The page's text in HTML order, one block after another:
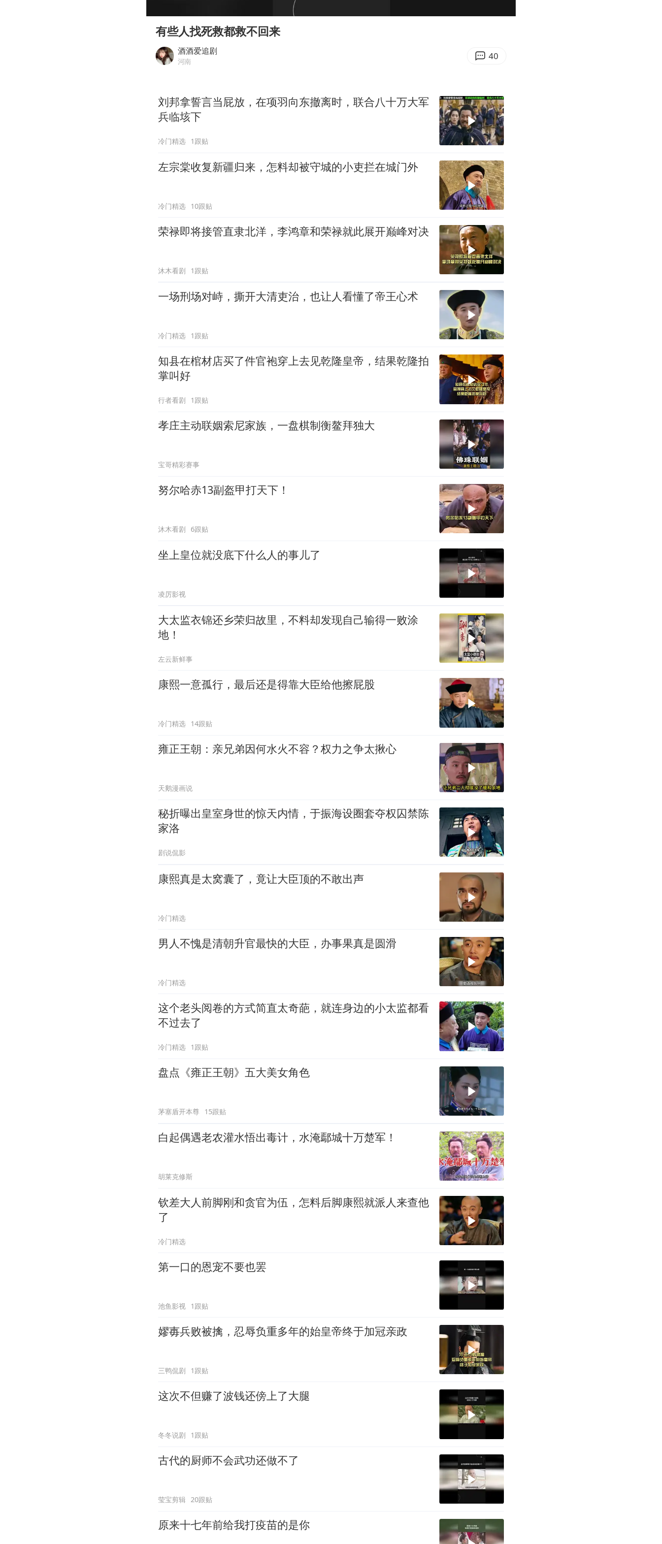
985博士后被曝在妻子孕期出轨后续
公司“上四休三”但要降薪1000元
有些人找死救都救不回来
酒酒爱追剧
河南 40
刘邦拿誓言当屁放，在项羽向东撤离时，联合八十万大军
兵临垓下
冷门精选 1跟贴
左宗棠收复新疆归来，怎料却被守城的小吏拦在城门外
冷门精选 10跟贴
荣禄即将接管直隶北洋，李鸿章和荣禄就此展开巅峰对决
沐木看剧 1跟贴
一场刑场对峙，撕开大清吏治，也让人看懂了帝王心术
冷门精选 1跟贴
知县在棺材店买了件官袍穿上去见乾隆皇帝，结果乾隆拍
掌叫好
行者看剧 1跟贴
孝庄主动联姻索尼家族，一盘棋制衡鳌拜独大
宝哥精彩赛事
努尔哈赤13副盔甲打天下！
沐木看剧 6跟贴
坐上皇位就没底下什么人的事儿了
凌厉影视
大太监衣锦还乡荣归故里，不料却发现自己输得一败涂
地！
左云新鲜事
康熙一意孤行，最后还是得靠大臣给他擦屁股
冷门精选 14跟贴
雍正王朝：亲兄弟因何水火不容？权力之争太揪心
天鹅漫画说
秘折曝出皇室身世的惊天内情，于振海设圈套夺权囚禁陈
家洛
剧说侃影
康熙真是太窝囊了，竟让大臣顶的不敢出声
冷门精选
男人不愧是清朝升官最快的大臣，办事果真是圆滑
冷门精选
这个老头阅卷的方式简直太奇葩，就连身边的小太监都看
不过去了
冷门精选 1跟贴
盘点《雍正王朝》五大美女角色
茅塞盾开本尊 15跟贴
白起偶遇老农灌水悟出毒计，水淹鄢城十万楚军！
胡莱克修斯
钦差大人前脚刚和贪官为伍，怎料后脚康熙就派人来查他
了
冷门精选
第一口的恩宠不要也罢
池鱼影视 1跟贴
嫪毐兵败被擒，忍辱负重多年的始皇帝终于加冠亲政
三鸭侃剧 1跟贴
这次不但赚了波钱还傍上了大腿
冬冬说剧 1跟贴
古代的厨师不会武功还做不了
莹宝剪辑 20跟贴
原来十七年前给我打疫苗的是你